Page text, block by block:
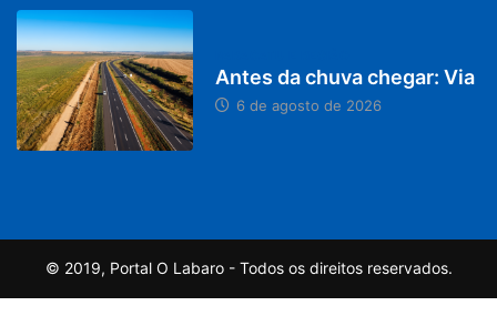
Antes da chuva chegar: Via
6 de agosto de 2026
© 2019, Portal O Labaro - Todos os direitos reservados.